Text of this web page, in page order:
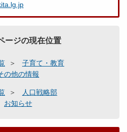
ージの現在位置
子育て・教育
の他の情報
人口戦略部
お知らせ